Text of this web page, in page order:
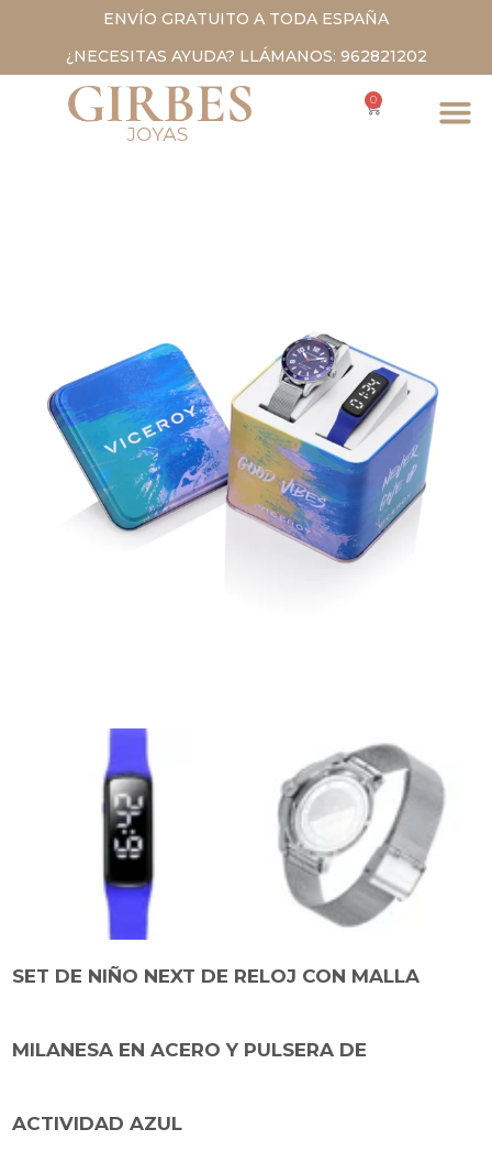
ENVÍO GRATUITO A TODA ESPAÑA
¿NECESITAS AYUDA? LLÁMANOS: 962821202
0
SET DE NIÑO NEXT DE RELOJ CON MALLA
MILANESA EN ACERO Y PULSERA DE
ACTIVIDAD AZUL